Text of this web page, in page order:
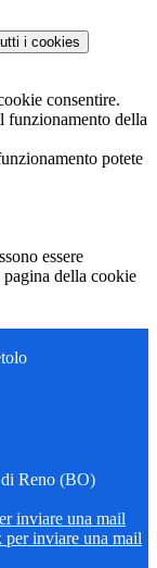
i cookies
consentire.
funzionamento della
potete
essere
della cookie
Reno (BO)
inviare una mail
inviare una mail